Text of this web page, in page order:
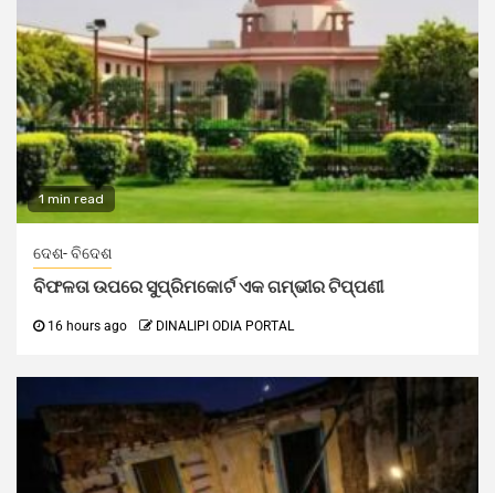
1 min read
ଦେଶ- ବିଦେଶ
ବିଫଳତା ଉପରେ ସୁପ୍ରିମକୋର୍ଟ ଏକ ଗମ୍ଭୀର ଟିପ୍ପଣୀ
16 hours ago DINALIPI ODIA PORTAL